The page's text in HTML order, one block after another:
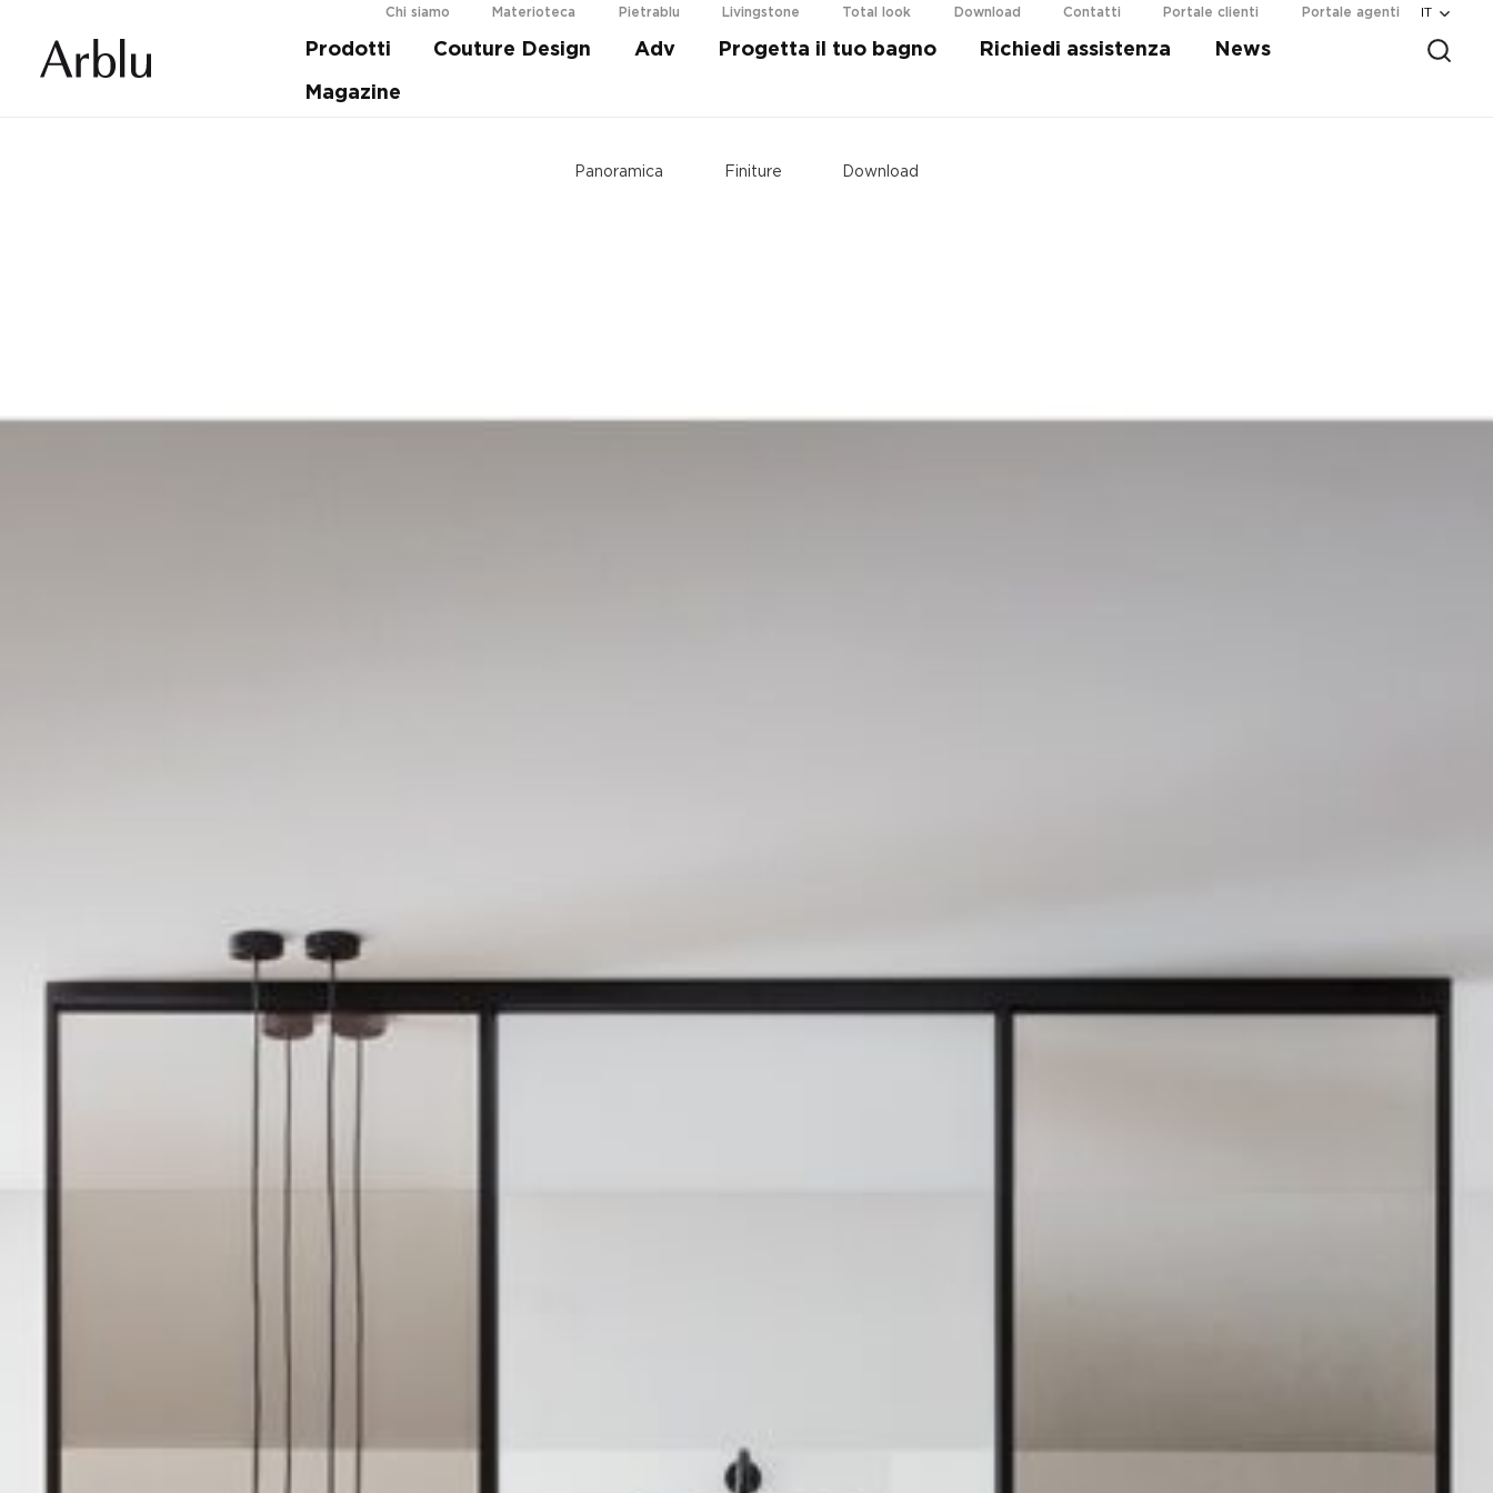
IT
Chi siamo Materioteca Pietrablu Livingstone Total look Download Contatti Portale clienti Portale agenti
Prodotti Couture Design Adv Progetta il tuo bagno Richiedi assistenza News
Magazine
Guida alla scelta della tua doccia.
Panoramica Finiture Download